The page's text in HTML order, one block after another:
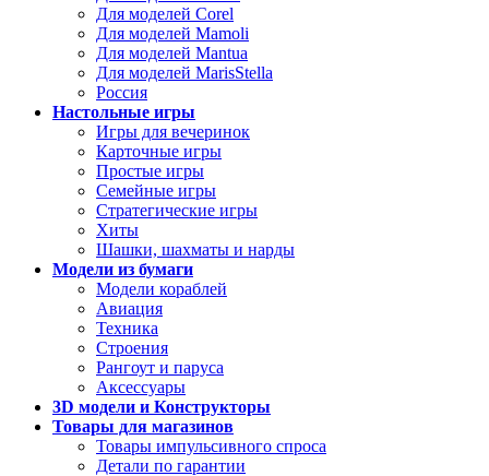
Для моделей Corel
Для моделей Mamoli
Для моделей Mantua
Для моделей MarisStella
Россия
Настольные игры
Игры для вечеринок
Карточные игры
Простые игры
Семейные игры
Стратегические игры
Хиты
Шашки, шахматы и нарды
Модели из бумаги
Модели кораблей
Авиация
Техника
Строения
Рангоут и паруса
Аксессуары
3D модели и Конструкторы
Товары для магазинов
Товары импульсивного спроса
Детали по гарантии